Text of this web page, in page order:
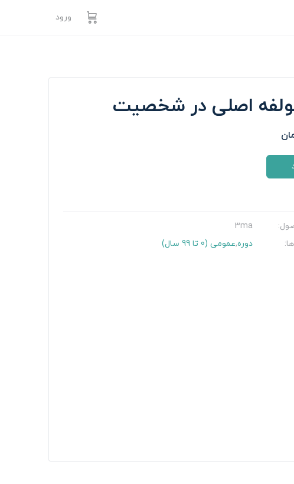
ورود
اصلی در شخصیت
3ma
دوره,عمومی (0 تا 99 سال)